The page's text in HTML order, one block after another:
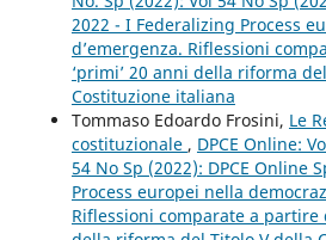
2022 - I Federalizing Process
d’emergenza. Riflessioni
‘primi’ 20 anni della riforma
Costituzione italiana
Tommaso Edoardo Frosini, Le
costituzionale , DPCE Online:
54 No Sp (2022): DPCE Online
Process europei nella
Riflessioni comparate a partire